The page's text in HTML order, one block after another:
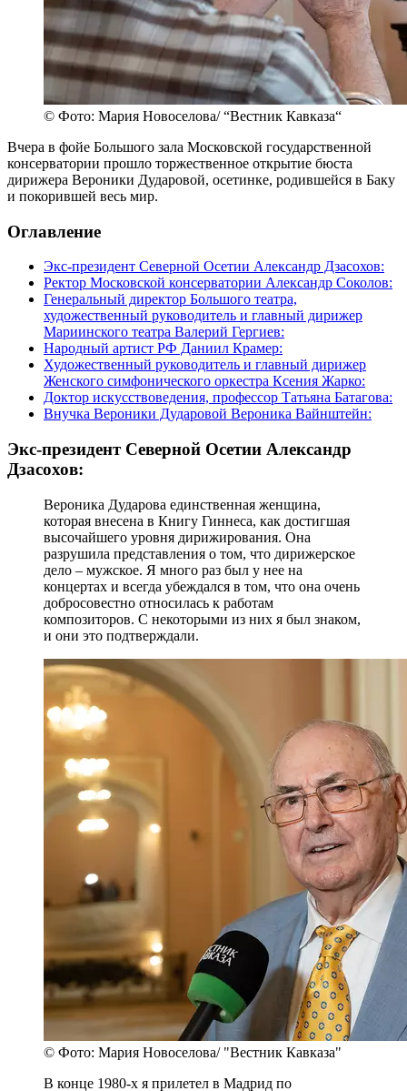
© Фото: Мария Новоселова/ “Вестник Кавказа“
Вчера в фойе Большого зала Московской государственной
консерватории прошло торжественное открытие бюста
дирижера Вероники Дударовой, осетинке, родившейся в Баку
и покорившей весь мир.
Оглавление
Экс-президент Северной Осетии Александр Дзасохов:
Ректор Московской консерватории Александр Соколов:
Генеральный директор Большого театра,
художественный руководитель и главный дирижер
Мариинского театра Валерий Гергиев:
Народный артист РФ Даниил Крамер:
Художественный руководитель и главный дирижер
Женского симфонического оркестра Ксения Жарко:
Доктор искусствоведения, профессор Татьяна Батагова:
Внучка Вероники Дударовой Вероника Вайнштейн:
Экс-президент Северной Осетии Александр
Дзасохов:
Вероника Дударова единственная женщина,
которая внесена в Книгу Гиннеса, как достигшая
высочайшего уровня дирижирования. Она
разрушила представления о том, что дирижерское
дело – мужское. Я много раз был у нее на
концертах и всегда убеждался в том, что она очень
добросовестно относилась к работам
композиторов. С некоторыми из них я был знаком,
и они это подтверждали.
© Фото: Мария Новоселова/ "Вестник Кавказа"
В конце 1980-х я прилетел в Мадрид по